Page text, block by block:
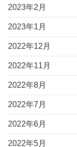
2023年2月
2023年1月
2022年12月
2022年11月
2022年8月
2022年7月
2022年6月
2022年5月